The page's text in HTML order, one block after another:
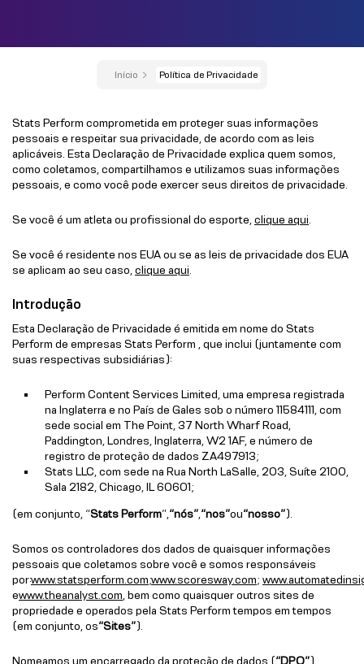
Início Política de Privacidade
Stats Perform comprometida em proteger suas informações
pessoais e respeitar sua privacidade, de acordo com as leis
aplicáveis. Esta Declaração de Privacidade explica quem somos,
como coletamos, compartilhamos e utilizamos suas informações
pessoais, e como você pode exercer seus direitos de privacidade.
Se você é um atleta ou profissional do esporte, clique aqui
Se você é residente nos EUA ou se as leis de privacidade dos EUA
se aplicam ao seu caso, clique aqui
Introdução
Esta Declaração de Privacidade é emitida em nome do Stats
Perform de empresas Stats Perform , que inclui (juntamente com
suas respectivas subsidiárias):
Perform Content Services Limited, uma empresa registrada
na Inglaterra e no País de Gales sob o número 11584111, com
sede social em The Point, 37 North Wharf Road,
Paddington, Londres, Inglaterra, W2 1AF, e número de
registro de proteção de dados ZA497913;
Stats LLC, com sede na Rua North LaSalle, 203, Suíte 2100,
Sala 2182, Chicago, IL 60601;
(em conjunto, “Stats Perform”, “nós” “nos”ou“nosso”).
Somos os controladores dos dados de quaisquer informações
pessoais que coletamos sobre você e somos responsáveis
por:www.statsperform.com;www.scoresway.com;
ewww.theanalyst.com , bem como quaisquer outros sites de
propriedade e operados pela Stats Perform tempos em tempos
(em conjunto, os“Sites”).
Nomeamos um encarregado da proteção de dados (“DPO”),